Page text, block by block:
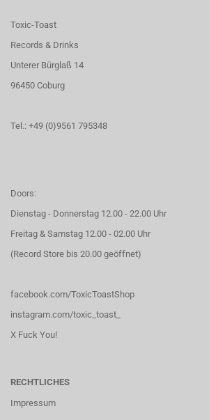
Toxic-Toast
Records & Drinks
Unterer Bürglaß 14
96450 Coburg
Tel.: +49 (0)9561 795348
Doors:
Dienstag - Donnerstag 12.00 - 22.00 Uhr
Freitag & Samstag 12.00 - 02.00 Uhr
(Record Store bis 20.00 geöffnet)
facebook.com/ToxicToastShop
instagram.com/toxic_toast_
X Fuck You!
RECHTLICHES
Impressum